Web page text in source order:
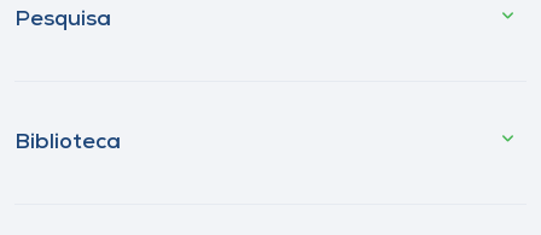
Pesquisa
Biblioteca